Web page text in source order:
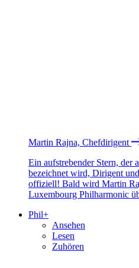
Martin Rajna, Chefdirigent
Ein aufstrebender Stern, der
bezeichnet wird, Dirigent
offiziell! Bald wird Martin
Luxembourg Philharmonic
Phil+
Ansehen
Lesen
Zuhören